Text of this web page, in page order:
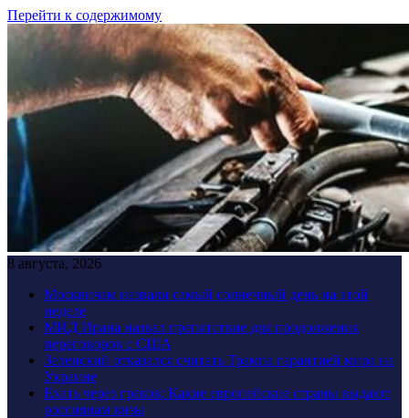
Перейти к содержимому
8 августа, 2026
Москвичам назвали самый солнечный день на этой
неделе
МИД Ирана назвал препятствие для продолжения
переговоров с США
Зеленский отказался считать Трампа гарантией мира на
Украине
Ехать через греков: Какие европейские страны выдают
россиянам визы